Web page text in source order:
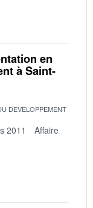
en
à Saint-
DEVELOPPEMENT
2011
Affaire